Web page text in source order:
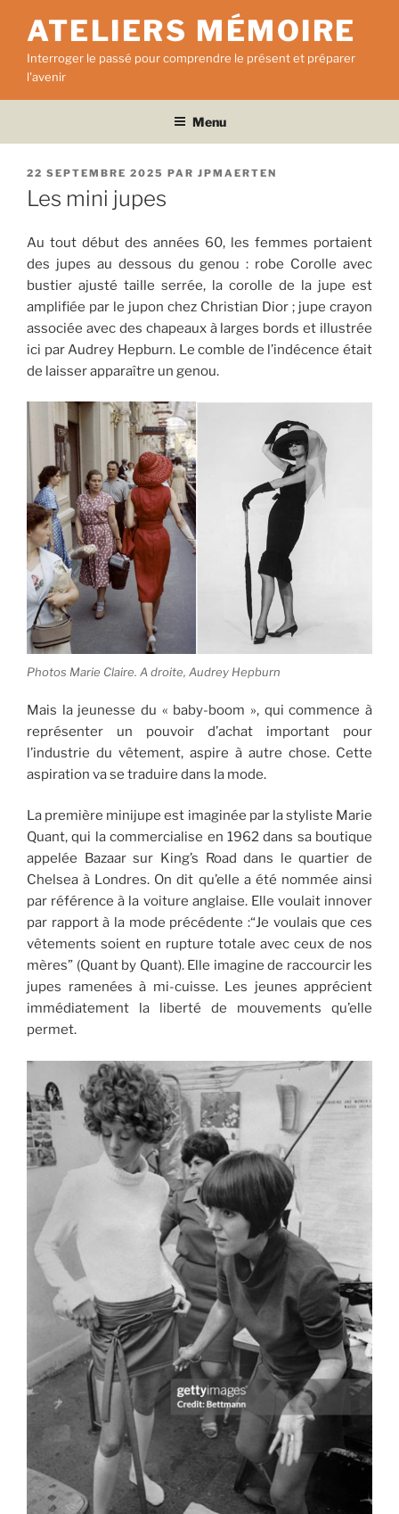
contenu
principal
ATELIERS MÉMOIRE
Interroger le passé pour comprendre le présent et préparer
l'avenir
Menu
PUBLIÉ
LE
22 SEPTEMBRE 2025 PAR JPMAERTEN
Les mini jupes
Au tout début des années 60, les femmes portaient
des jupes au dessous du genou : robe Corolle avec
bustier ajusté taille serrée, la corolle de la jupe est
amplifiée par le jupon chez Christian Dior ; jupe crayon
associée avec des chapeaux à larges bords et illustrée
ici par Audrey Hepburn. Le comble de l’indécence était
de laisser apparaître un genou.
Photos Marie Claire. A droite, Audrey Hepburn
Mais la jeunesse du « baby-boom », qui commence à
représenter un pouvoir d’achat important pour
l’industrie du vêtement, aspire à autre chose. Cette
aspiration va se traduire dans la mode.
La première minijupe est imaginée par la styliste Marie
Quant, qui la commercialise en 1962 dans sa boutique
appelée Bazaar sur King’s Road dans le quartier de
Chelsea à Londres. On dit qu’elle a été nommée ainsi
par référence à la voiture anglaise. Elle voulait innover
par rapport à la mode précédente :“Je voulais que ces
vêtements soient en rupture totale avec ceux de nos
mères” (Quant by Quant). Elle imagine de raccourcir les
jupes ramenées à mi-cuisse. Les jeunes apprécient
immédiatement la liberté de mouvements qu’elle
permet.